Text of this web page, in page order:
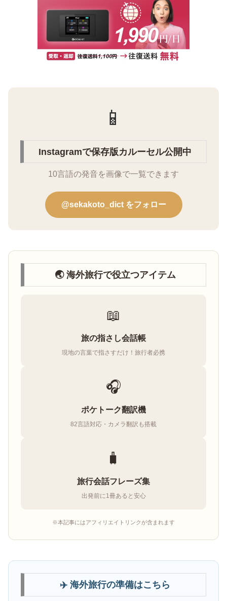
📱
Instagramで保存版カルーセル公開中
10言語の発音を画像で一覧できます
@sekakoto_dict をフォロー
🌏 海外旅行で役立つアイテム
📖
旅の指さし会話帳
現地の言葉で指さすだけ！旅行者必携
🎧
ポケトーク翻訳機
82言語対応・カメラ翻訳も搭載
🧳
旅行会話フレーズ集
出発前に1冊あると安心
※本記事にはアフィリエイトリンクが含まれます
✈️ 海外旅行の準備はこちら